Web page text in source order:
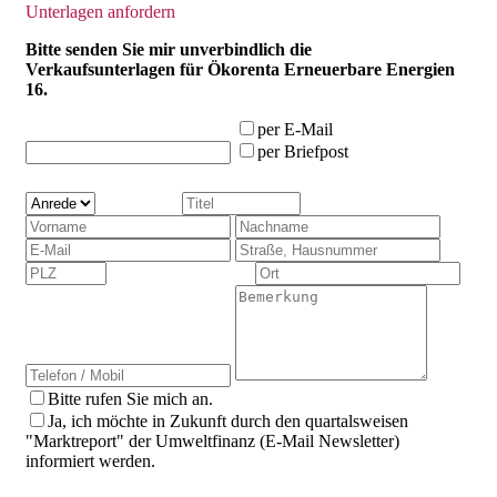
Unterlagen anfordern
Bitte senden Sie mir unverbindlich die
Verkaufsunterlagen für Ökorenta Erneuerbare Energien
16.
per E-Mail
per Briefpost
Bitte rufen Sie mich an.
Ja, ich möchte in Zukunft durch den quartalsweisen
"Marktreport" der Umweltfinanz (E-Mail Newsletter)
informiert werden.